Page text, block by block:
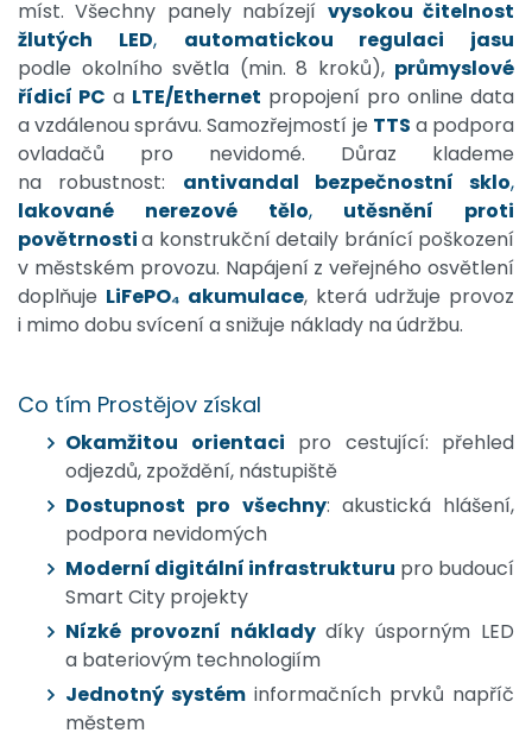
míst. Všechny panely nabízejí vysokou čitelnost
žlutých LED, automatickou regulaci jasu
podle okolního světla (min. 8 kroků), průmyslové
řídicí PC a LTE/Ethernet propojení pro online data
a vzdálenou správu. Samozřejmostí je TTS a podpora
ovladačů pro nevidomé. Důraz klademe
na robustnost: antivandal bezpečnostní sklo,
lakované nerezové tělo, utěsnění proti
povětrnostia konstrukční detaily bránící poškození
v městském provozu. Napájení z veřejného osvětlení
doplňuje LiFePO₄ akumulace, která udržuje provoz
i mimo dobu svícení a snižuje náklady na údržbu.
Co tím Prostějov získal
Okamžitou orientaci pro cestující: přehled
odjezdů, zpoždění, nástupiště
Dostupnost pro všechny: akustická hlášení,
podpora nevidomých
Moderní digitální infrastrukturu pro budoucí
Smart City projekty
Nízké provozní nákladydíky úsporným LED
a bateriovým technologiím
Jednotný systém informačních prvků napříč
městem